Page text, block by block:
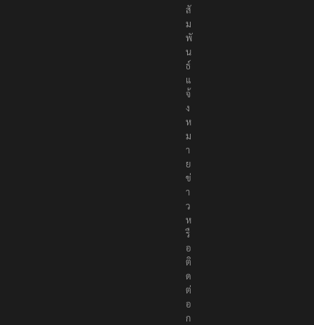
สั
ม
พั
น
ธ์
แ
จ้
ง
ห
ม
า
ย
ข่
า
ว
ห
รื
อ
ติ
ด
ต่
อ
ก